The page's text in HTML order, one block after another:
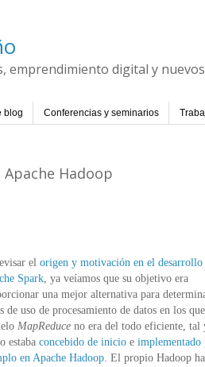
emprendimiento digital y
blog Conferencias y seminarios
Hadoop
el origen y motivación en el desarrollo
Spark, ya veíamos que su objetivo era
una mejor alternativa para
de uso de procesamiento de datos en los
MapReduce no era del todo eficiente, tal
estaba concebido de inicio e implementado
en Apache Hadoop. El propio Hadoop